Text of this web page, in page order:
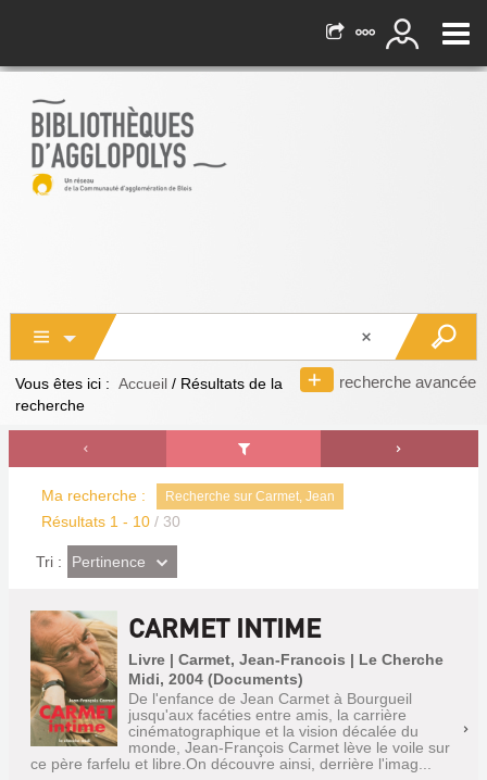
recherche avancée
Vous êtes ici : Accueil / Résultats de la
recherche
Ma recherche : Recherche sur Carmet, Jean
Résultats 1 - 10 / 30
Tri : (Effet
imédiat)
Pertinence
CARMET INTIME
Livre | Carmet, Jean-Francois | Le Cherche
Midi, 2004 (Documents)
De l'enfance de Jean Carmet à Bourgueil
jusqu'aux facéties entre amis, la carrière
cinématographique et la vision décalée du
monde, Jean-François Carmet lève le voile sur
ce père farfelu et libre.On découvre ainsi, derrière l'imag...